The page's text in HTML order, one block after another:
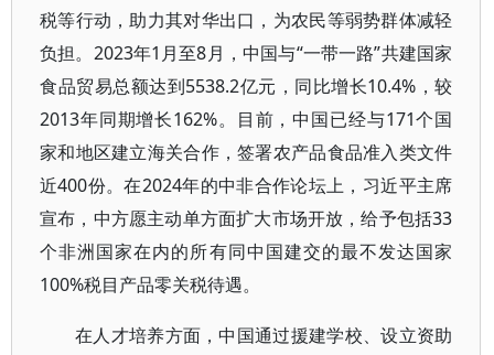
税等行动，助力其对华出口，为农民等弱势群体减轻
负担。2023年1月至8月，中国与“一带一路”共建国家
食品贸易总额达到5538.2亿元，同比增长10.4%，较
2013年同期增长162%。目前，中国已经与171个国
家和地区建立海关合作，签署农产品食品准入类文件
近400份。在2024年的中非合作论坛上，习近平主席
宣布，中方愿主动单方面扩大市场开放，给予包括33
个非洲国家在内的所有同中国建交的最不发达国家
100%税目产品零关税待遇。
在人才培养方面，中国通过援建学校、设立资助